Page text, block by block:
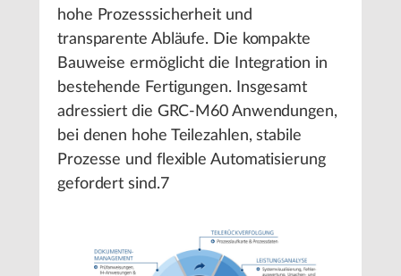
hohe Prozesssicherheit und
transparente Abläufe. Die kompakte
Bauweise ermöglicht die Integration in
bestehende Fertigungen. Insgesamt
adressiert die GRC-M60 Anwendungen,
bei denen hohe Teilezahlen, stabile
Prozesse und flexible Automatisierung
gefordert sind.7